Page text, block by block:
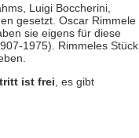
Luigi Boccherini,
gesetzt. Oscar Rimmele
sie eigens für diese
1975). Rimmeles Stück
ist frei, es gibt